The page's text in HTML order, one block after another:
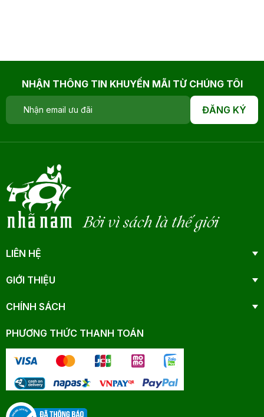
NHẬN THÔNG TIN KHUYẾN MÃI TỪ CHÚNG TÔI
ĐĂNG KÝ
Bởi vì sách là thế giới
LIÊN HỆ
GIỚI THIỆU
CHÍNH SÁCH
PHƯƠNG THỨC THANH TOÁN